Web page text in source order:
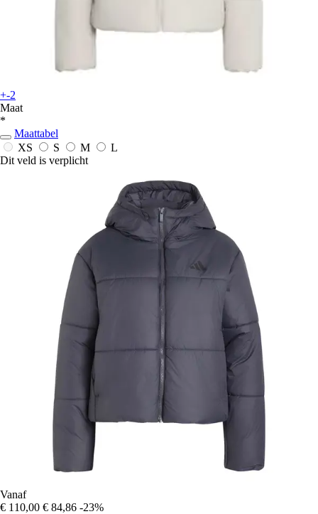
+-2
Maat
*
Maattabel
XS
S M
L
Dit veld is verplicht
Vanaf
€ 110,00 € 84,86 -23%